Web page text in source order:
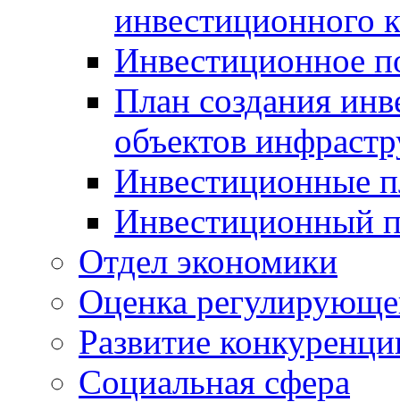
инвестиционного
Инвестиционное
План создания
объектов
Инвестиционные
Инвестиционный
Отдел экономики
Оценка
Развитие
Социальная сфера